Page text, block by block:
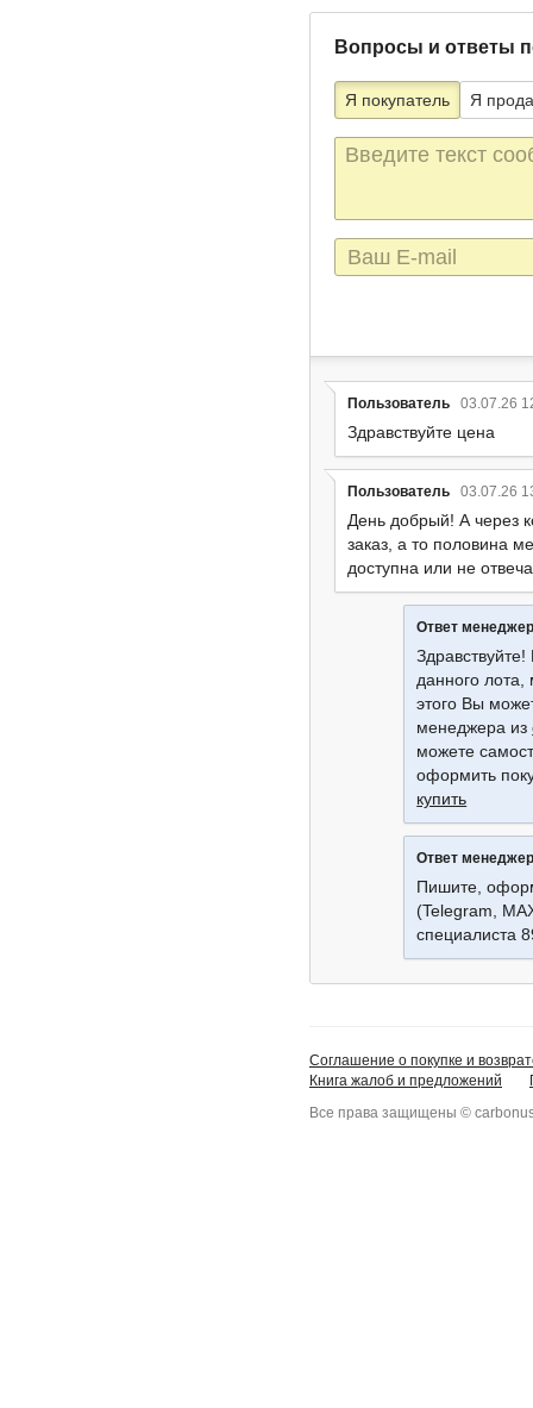
Вопросы и ответы
Я покупатель Я
Текст
сообщения
E-
mail
Пользователь 03.07.26
Здравствуйте цена
Пользователь 03.07.26
День добрый! А через
заказ, а то половина
доступна или не
Ответ
данного лота,
этого Вы
менеджера из
можете
оформить
купить
Ответ
Пишите,
(Telegram,
специалиста
Соглашение о покупке и
Книга жалоб и предложений
Все права защищены ©